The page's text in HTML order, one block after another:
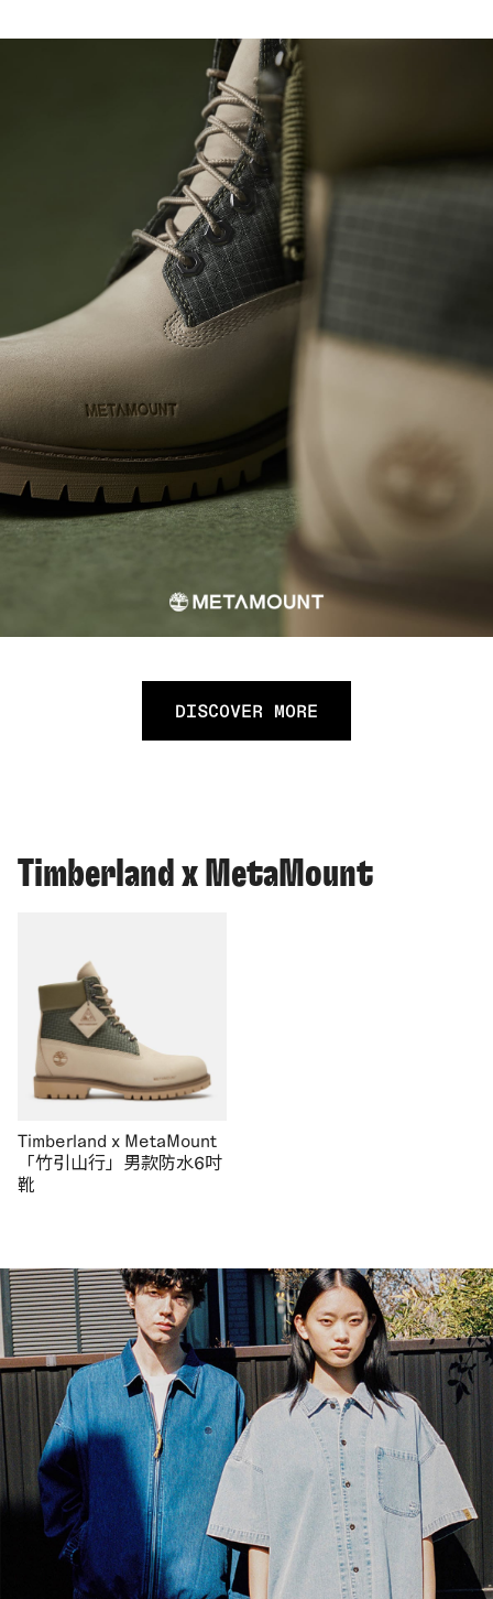
DISCOVER MORE
Timberland x MetaMount
Timberland x MetaMount
「竹引山行」男款防水6吋
靴